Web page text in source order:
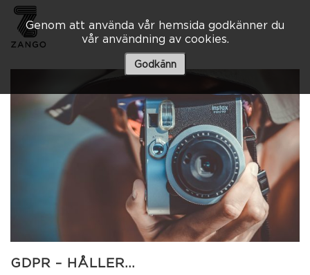
Genom att använda vår hemsida godkänner du
vår användning av cookies.
Godkänn
3 A
– 10 80 00
Kyrkogatan 1
GDPR – HÅLLER…